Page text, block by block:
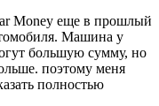
Money еще в прошлый
Машина у
большую сумму, но
поэтому меня
полностью